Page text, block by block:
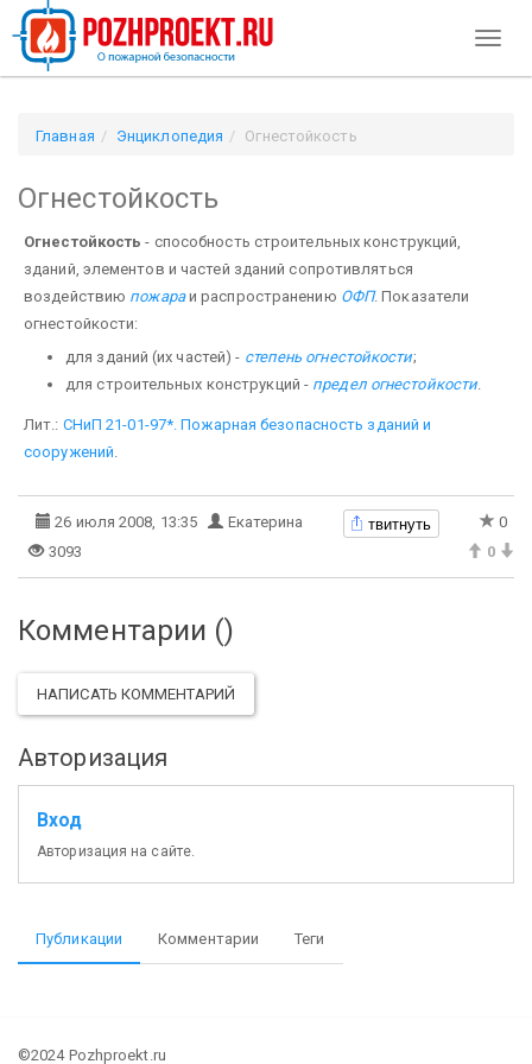
Главная Энциклопедия Огнестойкость
Огнестойкость
Огнестойкость - способность строительных конструкций,
зданий, элементов и частей зда­ний сопротивляться
воздействию пожараи распространению ОФП. Показатели
огнестойкости:
для зданий (их час­тей) - степень огнестойкости;
для строительных конструкций - предел огнестойкости.
Лит.: СНиП 21-01-97*. Пожарная безопасность зданий и
сооружений.
26 июля 2008, 13:35 Екатерина твитнуть
0
3093
0
Комментарии ()
НАПИСАТЬ КОММЕНТАРИЙ
Авторизация
Вход
Авторизация на сайте.
Публикации Комментарии Теги
©2024 Pozhproekt.ru